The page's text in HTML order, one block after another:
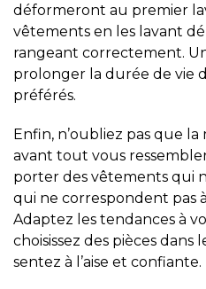
déformeront au premier
vêtements en les lavant
rangeant correctement.
prolonger la durée de vie
préférés.
Enfin, n’oubliez pas que
avant tout vous
porter des vêtements qui
qui ne correspondent pas
Adaptez les tendances à
choisissez des pièces dans
sentez à l’aise et confiante.